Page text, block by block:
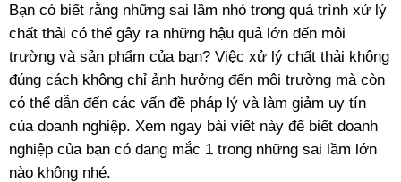
Bạn có biết rằng những sai lầm nhỏ trong quá trình xử lý
chất thải có thể gây ra những hậu quả lớn đến môi
trường và sản phẩm của bạn? Việc xử lý chất thải không
đúng cách không chỉ ảnh hưởng đến môi trường mà còn
có thể dẫn đến các vấn đề pháp lý và làm giảm uy tín
của doanh nghiệp. Xem ngay bài viết này để biết doanh
nghiệp của bạn có đang mắc 1 trong những sai lầm lớn
nào không nhé.